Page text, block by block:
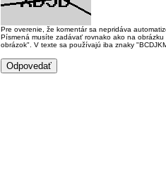
Pre overenie, že komentár sa nepridáva
Písmená musíte zadávať rovnako ako na
obrázok". V texte sa používajú iba znaky